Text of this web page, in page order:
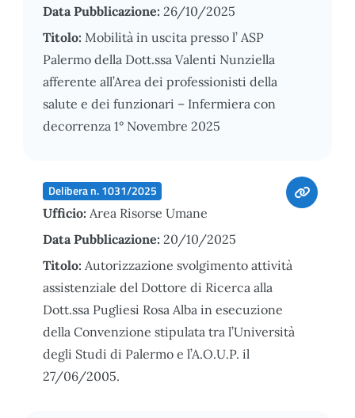
Data Pubblicazione: 26/10/2025
Titolo: Mobilità in uscita presso l’ ASP
Palermo della Dott.ssa Valenti Nunziella
afferente all’Area dei professionisti della
salute e dei funzionari – Infermiera con
decorrenza 1° Novembre 2025
Delibera n. 1031/2025
Ufficio: Area Risorse Umane
Data Pubblicazione: 20/10/2025
Titolo: Autorizzazione svolgimento attività
assistenziale del Dottore di Ricerca alla
Dott.ssa Pugliesi Rosa Alba in esecuzione
della Convenzione stipulata tra l’Università
degli Studi di Palermo e l’A.O.U.P. il
27/06/2005.